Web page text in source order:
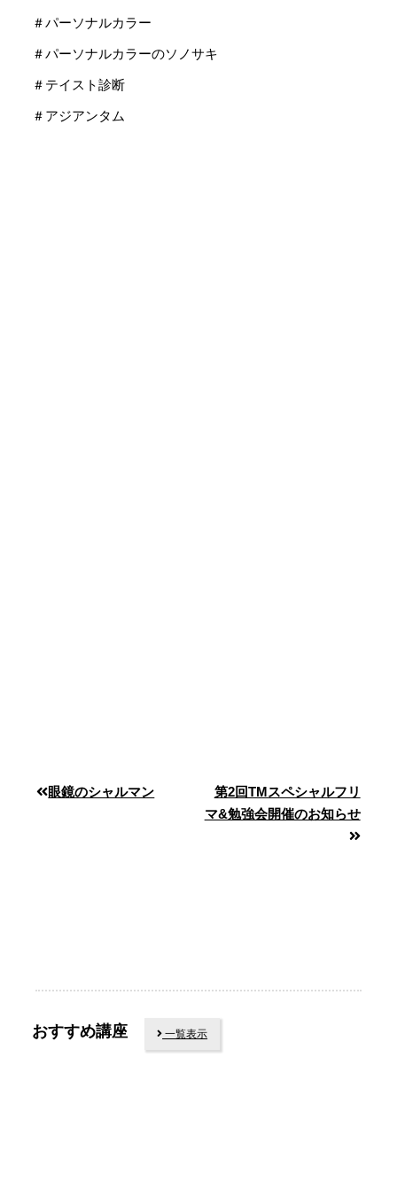
＃パーソナルカラー
＃パーソナルカラーのソノサキ
＃テイスト診断
＃アジアンタム
眼鏡のシャルマン
第2回TMスペシャルフリ
マ&勉強会開催のお知らせ
おすすめ講座 一覧表示